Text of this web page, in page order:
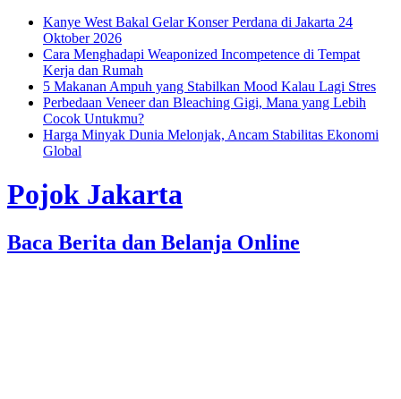
Kanye West Bakal Gelar Konser Perdana di Jakarta 24
Oktober 2026
Cara Menghadapi Weaponized Incompetence di Tempat
Kerja dan Rumah
5 Makanan Ampuh yang Stabilkan Mood Kalau Lagi Stres
Perbedaan Veneer dan Bleaching Gigi, Mana yang Lebih
Cocok Untukmu?
Harga Minyak Dunia Melonjak, Ancam Stabilitas Ekonomi
Global
Pojok Jakarta
Baca Berita dan Belanja Online